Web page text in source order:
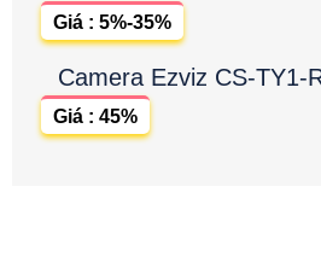
Giá : 5%-35%
Camera Ezviz CS-TY1-
Giá : 45%